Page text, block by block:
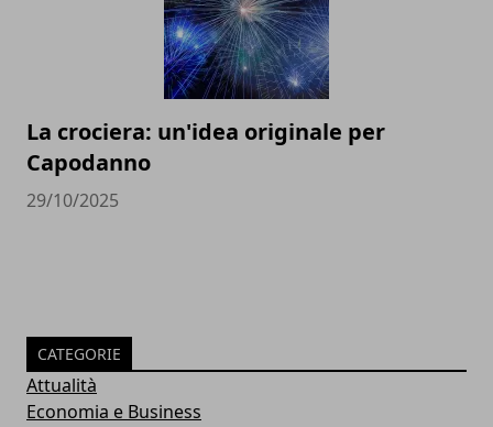
La crociera: un'idea originale per
Capodanno
29/10/2025
CATEGORIE
Attualità
Economia e Business